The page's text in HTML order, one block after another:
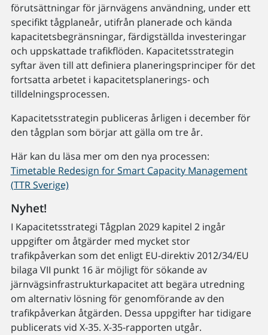
förutsättningar för järnvägens användning, under ett
specifikt tågplaneår, utifrån planerade och kända
kapacitetsbegränsningar, färdigställda investeringar
och uppskattade trafikflöden. Kapacitetsstrategin
syftar även till att definiera planeringsprinciper för det
fortsatta arbetet i kapacitetsplanerings- och
tilldelningsprocessen.
Kapacitetsstrategin publiceras årligen i december för
den tågplan som börjar att gälla om tre år.
Här kan du läsa mer om den nya processen:
Timetable Redesign for Smart Capacity Management
(TTR Sverige)
Nyhet!
I Kapacitetsstrategi Tågplan 2029 kapitel 2 ingår
uppgifter om åtgärder med mycket stor
trafikpåverkan som det enligt EU-direktiv 2012/34/EU
bilaga VII punkt 16 är möjligt för sökande av
järnvägsinfrastrukturkapacitet att begära utredning
om alternativ lösning för genomförande av den
trafikpåverkan åtgärden. Dessa uppgifter har tidigare
publicerats vid X-35. X-35-rapporten utgår.